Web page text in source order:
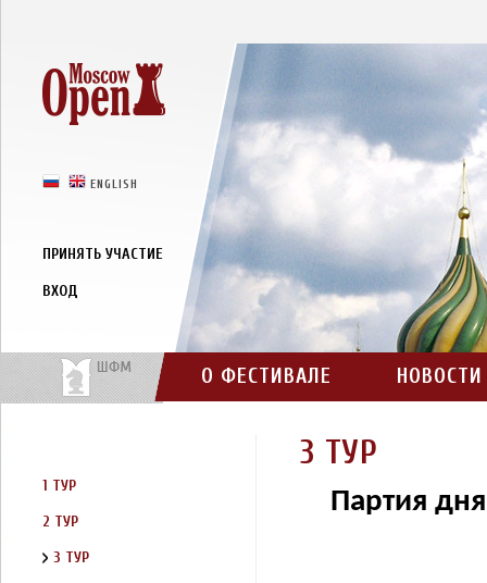
РУССКИЙENGLISH
ПРИНЯТЬ УЧАСТИЕ
ВХОД
О ФЕСТИВАЛЕ НОВОСТИ
1 ТУР
2 ТУР
3 ТУР
3 ТУР
Партия